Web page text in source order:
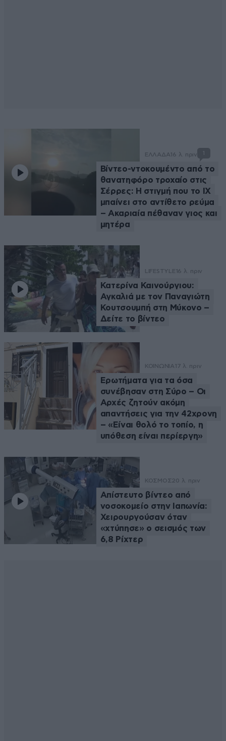
ΕΛΛΑΔΑ 16 λ. πριν 1
Βίντεο-ντοκουμέντο από το
θανατηφόρο τροχαίο στις
Σέρρες: Η στιγμή που το ΙΧ
μπαίνει στο αντίθετο ρεύμα
– Ακαριαία πέθαναν γιος και
μητέρα
LIFESTYLE 16 λ. πριν
Κατερίνα Καινούργιου:
Αγκαλιά με τον Παναγιώτη
Κουτσουμπή στη Μύκονο –
Δείτε το βίντεο
ΚΟΙΝΩΝΙΑ 17 λ. πριν
Ερωτήματα για τα όσα
συνέβησαν στη Σύρο – Οι
Αρχές ζητούν ακόμη
απαντήσεις για την 42χρονη
– «Είναι θολό το τοπίο, η
υπόθεση είναι περίεργη»
ΚΟΣΜΟΣ20 λ. πριν
Απίστευτο βίντεο από
νοσοκομείο στην Ιαπωνία:
Χειρουργούσαν όταν
«χτύπησε» ο σεισμός των
6,8 Ρίχτερ